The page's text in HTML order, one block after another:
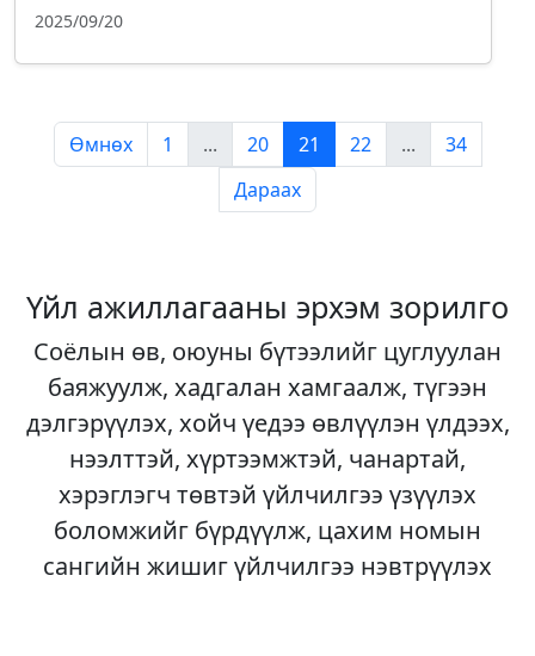
2025/09/20
Өмнөх 1 ... 20 21 22 ...
34
Дараах
Үйл ажиллагааны эрхэм зорилго
Соёлын өв, оюуны бүтээлийг цуглуулан
баяжуулж, хадгалан хамгаалж, түгээн
дэлгэрүүлэх, хойч үедээ өвлүүлэн үлдээх,
нээлттэй, хүртээмжтэй, чанартай,
хэрэглэгч төвтэй үйлчилгээ үзүүлэх
боломжийг бүрдүүлж, цахим номын
сангийн жишиг үйлчилгээ нэвтрүүлэх